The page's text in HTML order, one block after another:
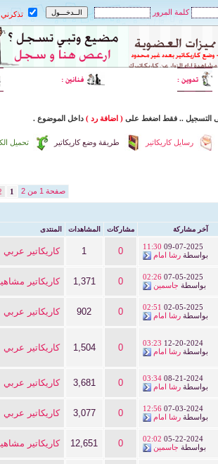
كلمة المرور
التسجيل .. فقط اضغط على ( اضافة رد ) داخل الموضوع .
تحميل طريقة وضع كاريكاتير رسايل كاريكاتير
صفحة 1 من 2 1
آخر مشاركة مشاركات المشاهدات المنتدى
09-07-2025
11:30
بواسطةرشا امام 0
1 كاريكاتير عربي
07-05-2025
02:26
بواسطة جاسمين 0
1,371 كاريكاتير
02-05-2025
02:51
بواسطةرشا امام 0
902 كاريكاتير عربي
12-20-2024
03:23
بواسطةرشا امام 0
1,504 كاريكاتير عربي
08-21-2024
03:34
بواسطةرشا امام 0
3,681 كاريكاتير عربي
07-03-2024
12:56
بواسطةرشا امام 0
3,077 كاريكاتير عربي
05-22-2024
02:02
بواسطة جاسمين 0
12,651 كاريكاتير